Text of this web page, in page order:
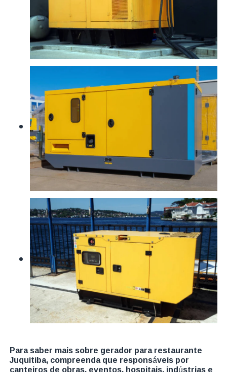
Para saber mais sobre gerador para restaurante
Juquitiba, compreenda que responsáveis por